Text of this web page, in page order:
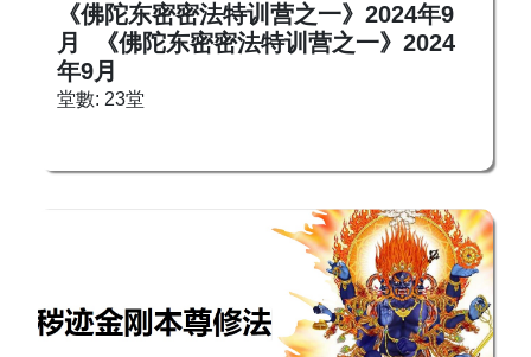
《佛陀东密密法特训营之一》2024年9
月 《佛陀东密密法特训营之一》2024
年9月
堂數: 23堂